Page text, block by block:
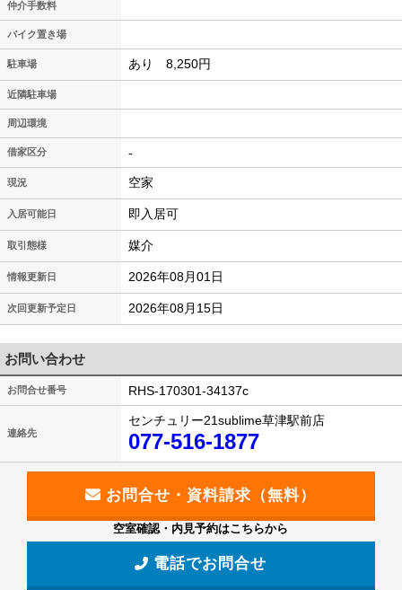
仲介手数料
バイク置き場
駐車場 あり 8,250円
近隣駐車場
周辺環境
借家区分 -
現況 空家
入居可能日 即入居可
取引態様 媒介
情報更新日 2026年08月01日
次回更新予定日 2026年08月15日
お問い合わせ
お問合せ番号 RHS-170301-34137c
連絡先
センチュリー21sublime草津駅前店
077-516-1877
空室確認・内見予約はこちらから
電話でお問合せ